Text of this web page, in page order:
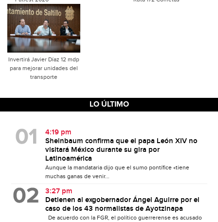
Invertirá Javier Díaz 12 mdp
para mejorar unidades del
transporte
LO ÚLTIMO
4:19 pm
Sheinbaum confirma que el papa León XIV no
visitará México durante su gira por
Latinoamérica
Aunque la mandataria dijo que el sumo pontífice «tiene
muchas ganas de venir...
3:27 pm
Detienen al exgobernador Ángel Aguirre por el
caso de los 43 normalistas de Ayotzinapa
De acuerdo con la FGR, el político guerrerense es acusado